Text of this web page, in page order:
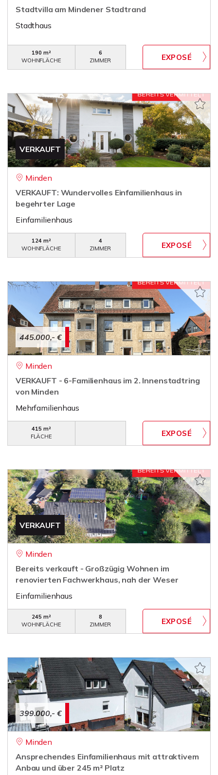
Stadtvilla am Mindener Stadtrand
Stadthaus
190 m²
WOHNFLÄCHE
6
ZIMMER
VERKAUFT
Minden
VERKAUFT: Wundervolles Einfamilienhaus in
begehrter Lage
Einfamilienhaus
124 m²
WOHNFLÄCHE
4
ZIMMER
445.000,- €
Minden
VERKAUFT - 6-Familienhaus im 2. Innenstadtring
von Minden
Mehrfamilienhaus
415 m²
FLÄCHE
VERKAUFT
Minden
Bereits verkauft - Großzügig Wohnen im
renovierten Fachwerkhaus, nah der Weser
Einfamilienhaus
245 m²
WOHNFLÄCHE
8
ZIMMER
399.000,- €
Minden
Ansprechendes Einfamilienhaus mit attraktivem
Anbau und über 245 m² Platz